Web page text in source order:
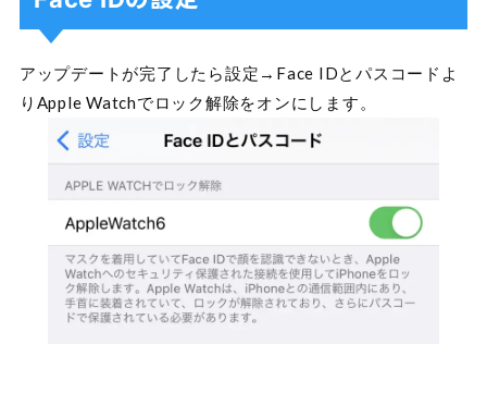
アップデートが完了したら設定→Face IDとパスコードよ
りApple Watchでロック解除をオンにします。